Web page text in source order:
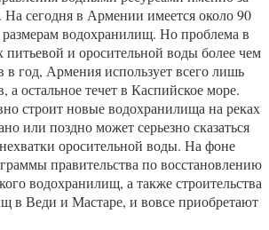
сегодня в Армении имеется около 90
водохранилищ. Но проблема в
питьевой и оросительной воды более чем
в год, Армения использует всего лишь
а остальное течет в Каспийское море.
строит новые водохранилища на реках
или поздно может серьезно сказаться
оросительной воды. На фоне
правительства по восстановлению
водохранилищ, а также строительства
в Веди и Мастаре, и вовсе приобретают